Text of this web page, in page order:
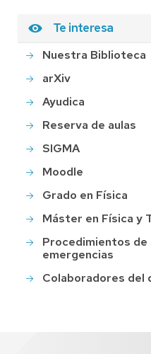
Te interesa
Nuestra Biblioteca
arXiv
Ayudica
Reserva de aulas
SIGMA
Moodle
Grado en Física
Máster en Física y
Procedimientos de
emergencias
Colaboradores del